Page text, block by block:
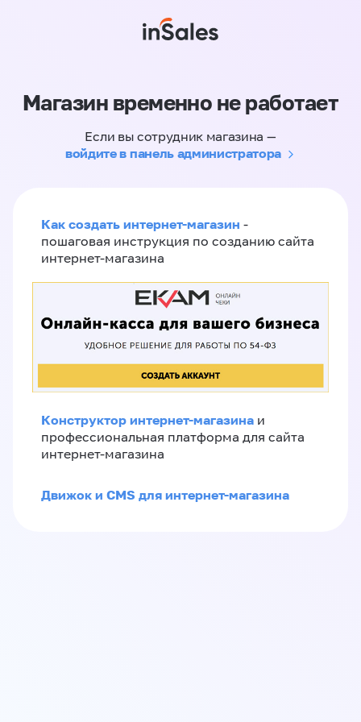
Магазин временно не работает
Если вы сотрудник магазина —
войдите в панель администратора
Как создать интернет-магазин -
пошаговая инструкция по созданию сайта
интернет-магазина
Конструктор интернет-магазина и
профессиональная платформа для сайта
интернет-магазина
Движок и CMS для интернет-магазина